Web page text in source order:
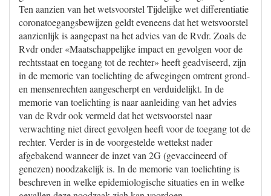
Ten aanzien van het wetsvoorstel Tijdelijke wet differentiatie
coronatoegangsbewijzen geldt eveneens dat het wetsvoorstel
aanzienlijk is aangepast na het advies van de Rvdr. Zoals de
Rvdr onder «Maatschappelijke impact en gevolgen voor de
rechtsstaat en toegang tot de rechter» heeft geadviseerd, zijn
in de memorie van toelichting de afwegingen omtrent grond-
en mensenrechten aangescherpt en verduidelijkt. In de
memorie van toelichting is naar aanleiding van het advies
van de Rvdr ook vermeld dat het wetsvoorstel naar
verwachting niet direct gevolgen heeft voor de toegang tot de
rechter. Verder is in de voorgestelde wettekst nader
afgebakend wanneer de inzet van 2G (gevaccineerd of
genezen) noodzakelijk is. In de memorie van toelichting is
beschreven in welke epidemiologische situaties en in welke